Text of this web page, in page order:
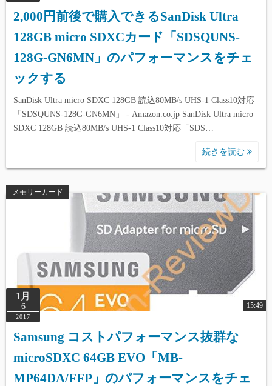
2,000円前後で購入できるSanDisk Ultra
128GB micro SDXCカード「SDSQUNS-
128G-GN6MN」のパフォーマンスをチェ
ックする
SanDisk Ultra micro SDXC 128GB 読込80MB/s UHS-1 Class10対応
「SDSQUNS-128G-GN6MN」 - Amazon.co.jp SanDisk Ultra micro
SDXC 128GB 読込80MB/s UHS-1 Class10対応「SDS…
続きを読む
メモリーカード
1月
6
2017
15:49
Samsung コストパフォーマンス抜群な
microSDXC 64GB EVO「MB-
MP64DA/FFP」のパフォーマンスをチェ